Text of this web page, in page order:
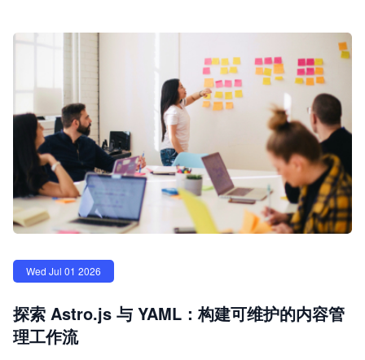
Wed Jul 01 2026
探索 Astro.js 与 YAML：构建可维护的内容管
理工作流